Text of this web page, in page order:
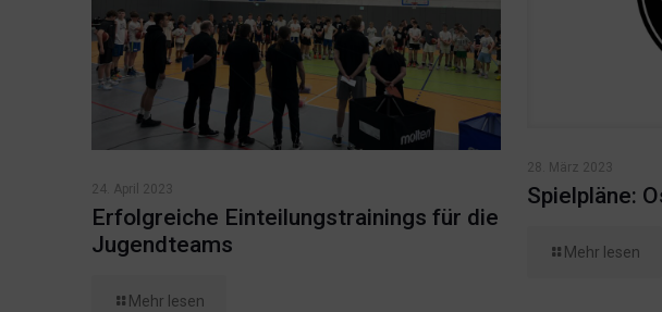
24. April 2023
Erfolgreiche Einteilungstrainings für die
Jugendteams
Mehr lesen
28. März 2023
Spielpläne:
Mehr lesen